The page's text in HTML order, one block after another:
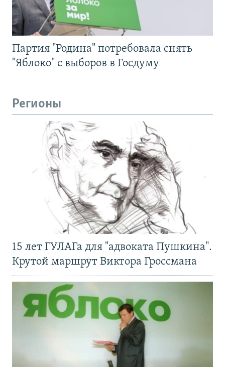
Партия "Родина" потребовала снять
"Яблоко" с выборов в Госдуму
Регионы
15 лет ГУЛАГа для "адвоката Пушкина".
Крутой маршрут Виктора Гроссмана